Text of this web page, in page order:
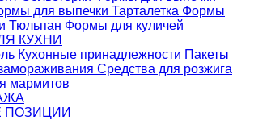
для выпечки Тарталетка Формы
Тюльпан Формы для куличей
КУХНИ
Кухонные принадлежности Пакеты
Средства для розжига
мармитов
ПОЗИЦИИ